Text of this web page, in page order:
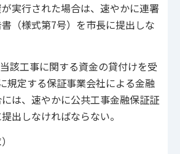
実行された場合は、速やかに連署
（様式第7号）を市長に提出しな
該工事に関する資金の貸付けを受
規定する保証事業会社による金融
は、速やかに公共工事金融保証証
出しなければならない。